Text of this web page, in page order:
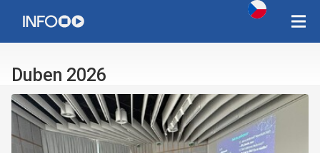
Duben 2026
Copyright Západočeská univerzita v Plzni 2015 - 2026,